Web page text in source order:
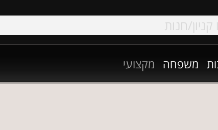
משפחה מקצועי